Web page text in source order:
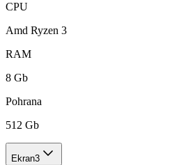
CPU
Amd Ryzen 3
RAM
8 Gb
Pohrana
512 Gb
Ekran3